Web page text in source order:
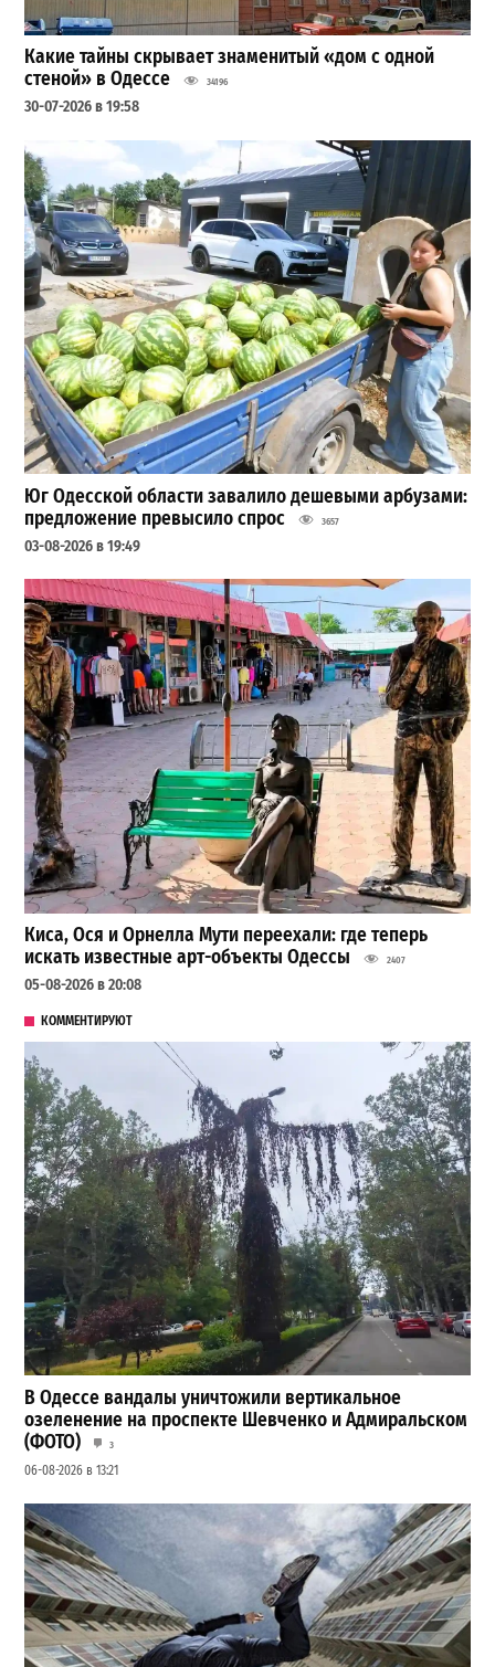
Какие тайны скрывает знаменитый «дом с одной
стеной» в Одессе
34196
30-07-2026 в 19:58
Юг Одесской области завалило дешевыми арбузами:
предложение превысило спрос
3657
03-08-2026 в 19:49
Киса, Ося и Орнелла Мути переехали: где теперь
искать известные арт-объекты Одессы
2407
05-08-2026 в 20:08
КОММЕНТИРУЮТ
В Одессе вандалы уничтожили вертикальное
озеленение на проспекте Шевченко и Адмиральском
(ФОТО)
3
06-08-2026 в 13:21